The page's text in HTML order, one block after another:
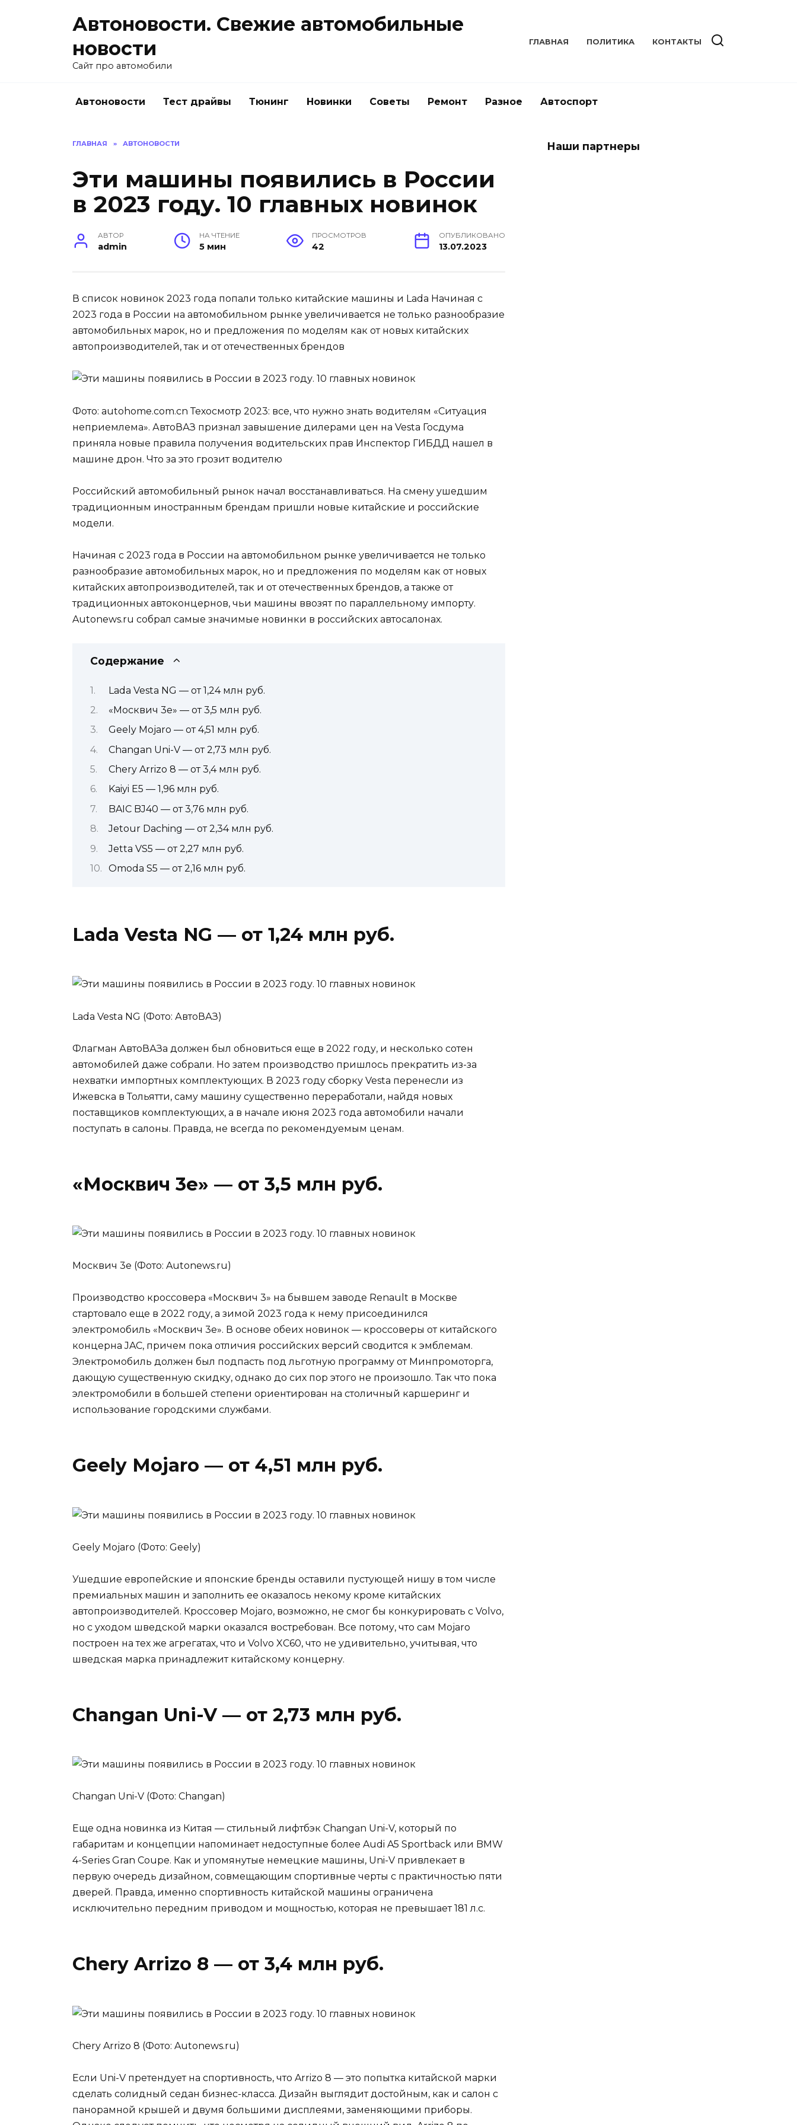
Автоновости. Свежие автомобильные
новости
Сайт про автомобили
ГЛАВНАЯ ПОЛИТИКА КОНТАКТЫ
Автоновости Тест драйвы Тюнинг Новинки Советы Ремонт Разное Автоспорт
ГЛАВНАЯ » АВТОНОВОСТИ
Эти машины появились в России
в 2023 году. 10 главных новинок
АВТОР
admin
НА ЧТЕНИЕ
5 мин
ПРОСМОТРОВ
42
ОПУБЛИКОВАНО
13.07.2023
В список новинок 2023 года попали только китайские машины и Lada Начиная с
2023 года в России на автомобильном рынке увеличивается не только разнообразие
автомобильных марок, но и предложения по моделям как от новых китайских
автопроизводителей, так и от отечественных брендов
Фото: autohome.com.cn Техосмотр 2023: все, что нужно знать водителям «Ситуация
неприемлема». АвтоВАЗ признал завышение дилерами цен на Vesta Госдума
приняла новые правила получения водительских прав Инспектор ГИБДД нашел в
машине дрон. Что за это грозит водителю
Российский автомобильный рынок начал восстанавливаться. На смену ушедшим
традиционным иностранным брендам пришли новые китайские и российские
модели.
Начиная с 2023 года в России на автомобильном рынке увеличивается не только
разнообразие автомобильных марок, но и предложения по моделям как от новых
китайских автопроизводителей, так и от отечественных брендов, а также от
традиционных автоконцернов, чьи машины ввозят по параллельному импорту.
Autonews.ru собрал самые значимые новинки в российских автосалонах.
Содержание
Lada Vesta NG — от 1,24 млн руб.
«Москвич 3е» — от 3,5 млн руб.
Geely Mojaro — от 4,51 млн руб.
Changan Uni-V — от 2,73 млн руб.
Chery Arrizo 8 — от 3,4 млн руб.
Kaiyi E5 — 1,96 млн руб.
BAIC BJ40 — от 3,76 млн руб.
Jetour Daching — от 2,34 млн руб.
Jetta VS5 — от 2,27 млн руб.
Omoda S5 — от 2,16 млн руб.
Lada Vesta NG — от 1,24 млн руб.
Lada Vesta NG (Фото: АвтоВАЗ)
Флагман АвтоВАЗа должен был обновиться еще в 2022 году, и несколько сотен
автомобилей даже собрали. Но затем производство пришлось прекратить из-за
нехватки импортных комплектующих. В 2023 году сборку Vesta перенесли из
Ижевска в Тольятти, саму машину существенно переработали, найдя новых
поставщиков комплектующих, а в начале июня 2023 года автомобили начали
поступать в салоны. Правда, не всегда по рекомендуемым ценам.
«Москвич 3е» — от 3,5 млн руб.
Москвич 3е (Фото: Autonews.ru)
Производство кроссовера «Москвич 3» на бывшем заводе Renault в Москве
стартовало еще в 2022 году, а зимой 2023 года к нему присоединился
электромобиль «Москвич 3е». В основе обеих новинок — кроссоверы от китайского
концерна JAC, причем пока отличия российских версий сводится к эмблемам.
Электромобиль должен был подпасть под льготную программу от Минпромоторга,
дающую существенную скидку, однако до сих пор этого не произошло. Так что пока
электромобили в большей степени ориентирован на столичный каршеринг и
использование городскими службами.
Geely Mojaro — от 4,51 млн руб.
Geely Mojaro (Фото: Geely)
Ушедшие европейские и японские бренды оставили пустующей нишу в том числе
премиальных машин и заполнить ее оказалось некому кроме китайских
автопроизводителей. Кроссовер Mojaro, возможно, не смог бы конкурировать с Volvo,
но с уходом шведской марки оказался востребован. Все потому, что сам Mojaro
построен на тех же агрегатах, что и Volvo XC60, что не удивительно, учитывая, что
шведская марка принадлежит китайскому концерну.
Changan Uni-V — от 2,73 млн руб.
Changan Uni-V (Фото: Changan)
Еще одна новинка из Китая — стильный лифтбэк Changan Uni-V, который по
габаритам и концепции напоминает недоступные более Audi A5 Sportback или BMW
4-Series Gran Coupe. Как и упомянутые немецкие машины, Uni-V привлекает в
первую очередь дизайном, совмещающим спортивные черты с практичностью пяти
дверей. Правда, именно спортивность китайской машины ограничена
исключительно передним приводом и мощностью, которая не превышает 181 л.с.
Chery Arrizo 8 — от 3,4 млн руб.
Chery Arrizo 8 (Фото: Autonews.ru)
Если Uni-V претендует на спортивность, что Arrizo 8 — это попытка китайской марки
сделать солидный седан бизнес-класса. Дизайн выглядит достойным, как и салон с
панорамной крышей и двумя большими дисплеями, заменяющими приборы.
Наши партнеры